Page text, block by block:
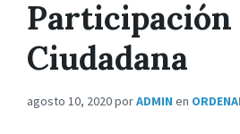
Participación
Ciudadana
agosto 10, 2020porADMIN en